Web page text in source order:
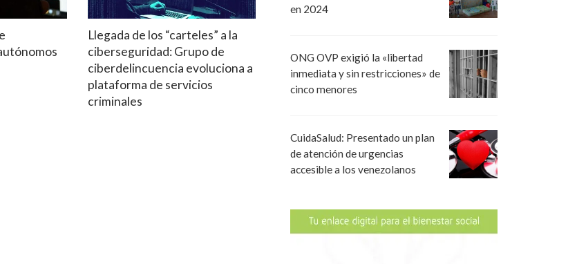
Llegada de los “carteles” a la
ciberseguridad: Grupo de
ciberdelincuencia evoluciona a
plataforma de servicios
criminales
en 2024
ONG OVP exigió la «libertad
inmediata y sin restricciones» de
cinco menores
CuidaSalud: Presentado un plan
de atención de urgencias
accesible a los venezolanos